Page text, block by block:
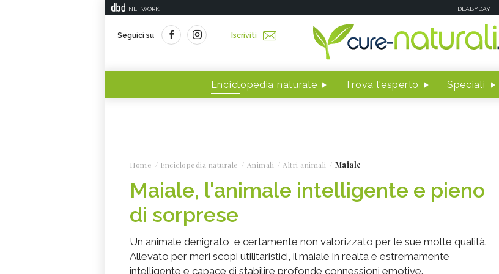
NETWORK DEABYDAY
Seguici su Iscriviti
Enciclopedia naturale Trova l'esperto Speciali
Home Enciclopedia naturale Animali Altri animali Maiale
Maiale, l'animale intelligente e pieno
di sorprese
Un animale denigrato, e certamente non valorizzato per le sue molte qualità.
Allevato per meri scopi utilitaristici, il maiale in realtà è estremamente
intelligente e capace di stabilire profonde connessioni emotive.